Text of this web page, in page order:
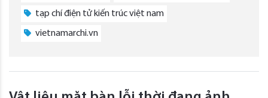
tạp chí điện tử kiến trúc việt nam
vietnamarchi.vn